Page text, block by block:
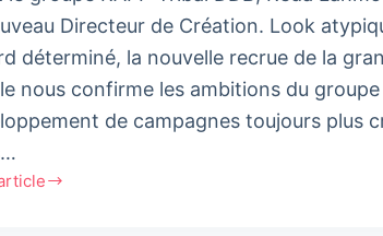
:
Directeur de Création. Look
déterminé, la nouvelle recrue de la
nous confirme les ambitions du groupe
de campagnes toujours plus